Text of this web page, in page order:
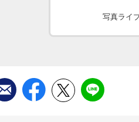
写真ライ